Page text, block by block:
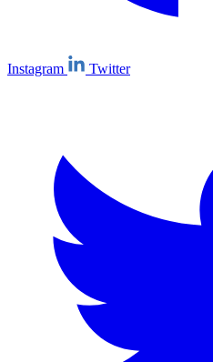
Instagram Twitter